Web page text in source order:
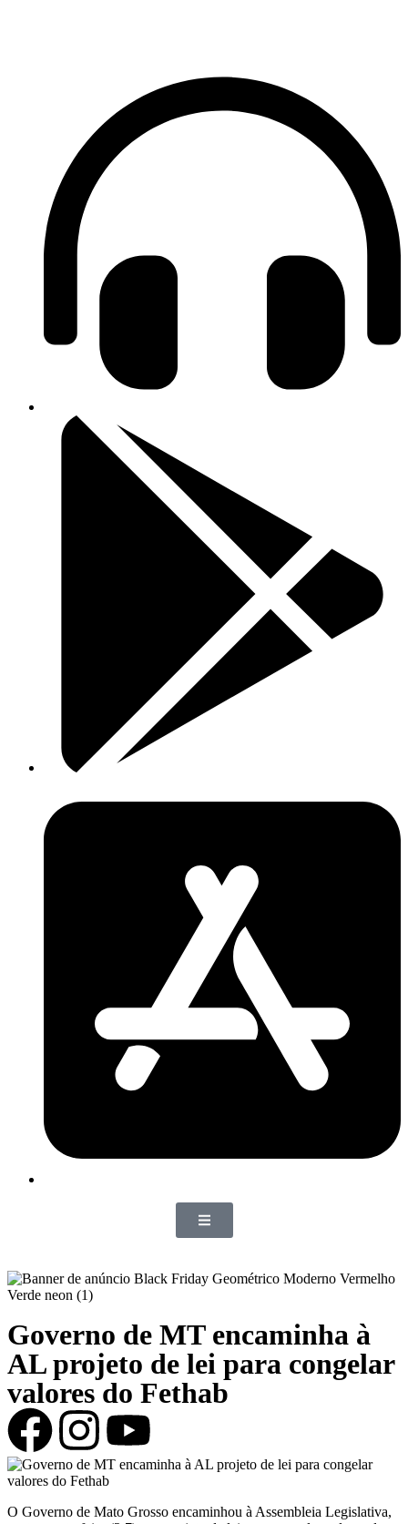
Governo de MT encaminha à
AL projeto de lei para congelar
valores do Fethab
O Governo de Mato Grosso encaminhou à Assembleia Legislativa,